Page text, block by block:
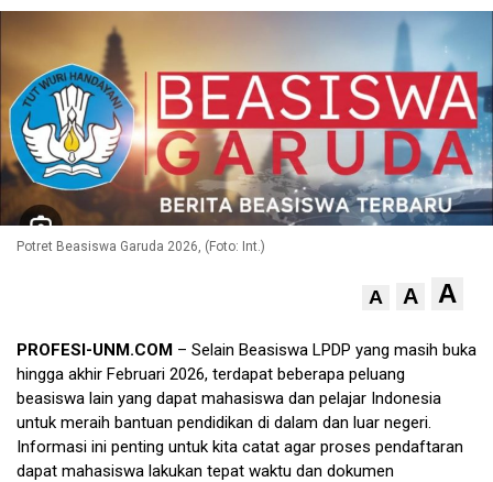
Potret Beasiswa Garuda 2026, (Foto: Int.)
A A A
PROFESI-UNM.COM – Selain Beasiswa LPDP yang masih buka
hingga akhir Februari 2026, terdapat beberapa peluang
beasiswa lain yang dapat mahasiswa dan pelajar Indonesia
untuk meraih bantuan pendidikan di dalam dan luar negeri.
Informasi ini penting untuk kita catat agar proses pendaftaran
dapat mahasiswa lakukan tepat waktu dan dokumen